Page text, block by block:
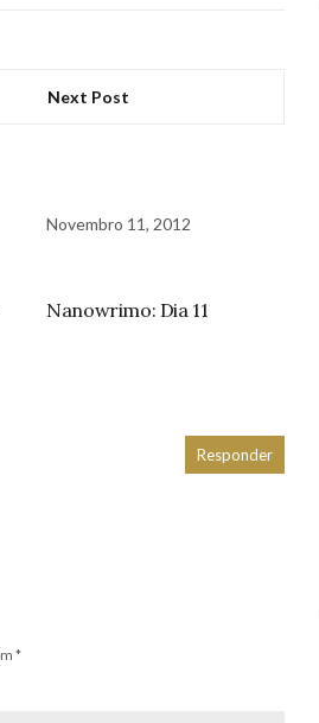
Next Post
Novembro 11, 2012
Nanowrimo: Dia 11
Responder
*